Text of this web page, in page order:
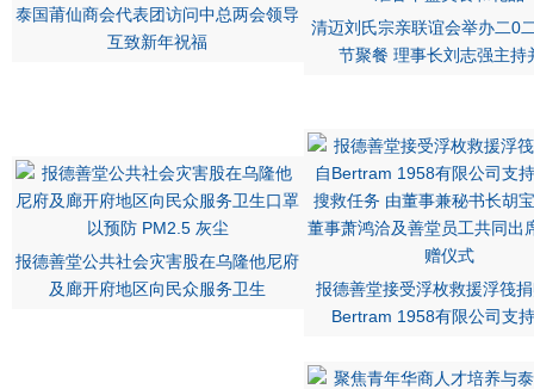
泰国莆仙商会代表团访问中总两会领导
互致新年祝福
清迈刘氏宗亲联谊会举办二0
节聚餐 理事长刘志强主持
报德善堂公共社会灾害股在乌隆他尼府
及廊开府地区向民众服务卫生
报德善堂接受浮枚救援浮筏
Bertram 1958有限公司支